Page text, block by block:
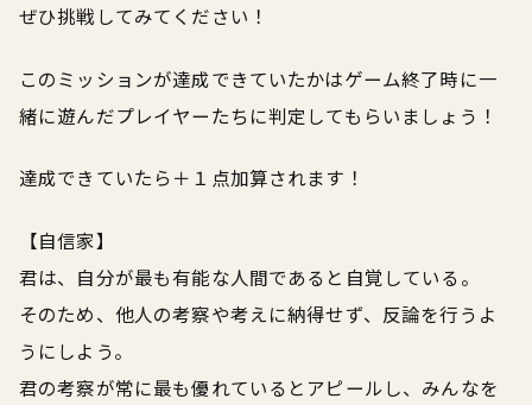
ぜひ挑戦してみてください！
このミッションが達成できていたかはゲーム終了時に一
緒に遊んだプレイヤーたちに判定してもらいましょう！
達成できていたら＋１点加算されます！
【自信家】
君は、自分が最も有能な人間であると自覚している。
そのため、他人の考察や考えに納得せず、反論を行うよ
うにしよう。
君の考察が常に最も優れているとアピールし、みんなを